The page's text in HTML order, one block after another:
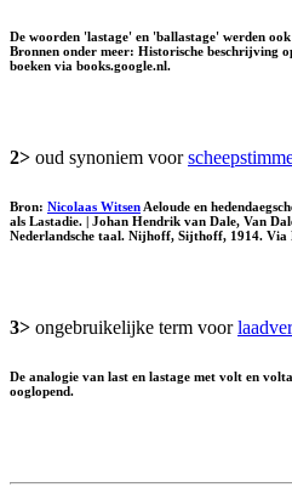
De woorden 'lastage' en 'ballastage' werden
Bronnen onder meer: Historische beschrijving
boeken via books.google.nl.
2> oud synoniem voor
Bron: Nicolaas Witsen Aeloude en
als Lastadie. | Johan Hendrik van Dale, Van
Nederlandsche taal. Nijhoff, Sijthoff, 1914. Via
3> ongebruikelijke term voor
De analogie van last en lastage met volt en
ooglopend.